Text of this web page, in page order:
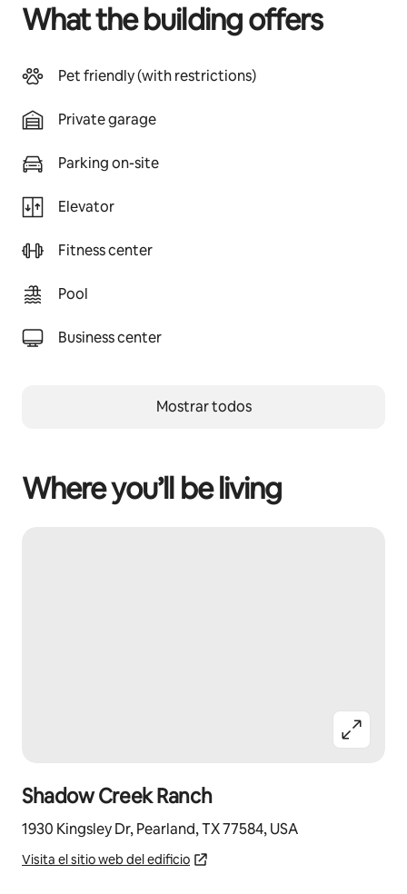
What the building offers
Pet friendly (with restrictions)
Private garage
Parking on-site
Elevator
Fitness center
Pool
Business center
Mostrar todos
Where you’ll be living
Shadow Creek Ranch
1930 Kingsley Dr, Pearland, TX 77584, USA
Visita el sitio web del edificio